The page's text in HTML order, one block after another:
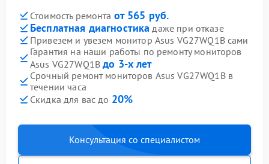
Стоимость ремонта от 565 руб.
Бесплатная диагностика даже при отказе
Привезем и увезем монитор Asus VG27WQ1B сами
Гарантия на наши работы по ремонту мониторов
Asus VG27WQ1Bдо 3-х лет
Срочный ремонт мониторов Asus VG27WQ1B в
течении часа
Скидка для вас до 20%
Консультация со специалистом